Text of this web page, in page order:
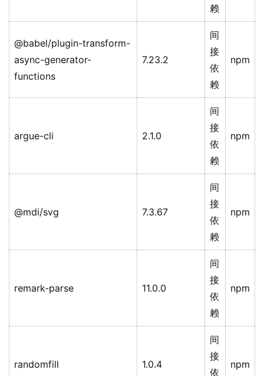
赖
@babel/plugin-transform-
async-generator-
functions
7.23.2
间
接
依
赖
npm
argue-cli 2.1.0
间
接
依
赖
npm
@mdi/svg 7.3.67
间
接
依
赖
npm
remark-parse 11.0.0
间
接
依
赖
npm
randomfill 1.0.4
间
接
依
npm